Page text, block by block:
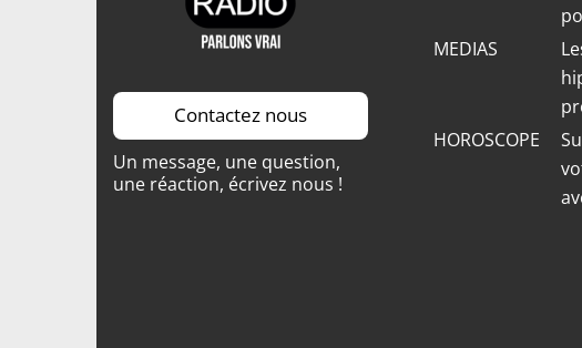
Contactez nous
Un message, une question,
une réaction, écrivez nous !
MEDIAS
HOROSCOPE